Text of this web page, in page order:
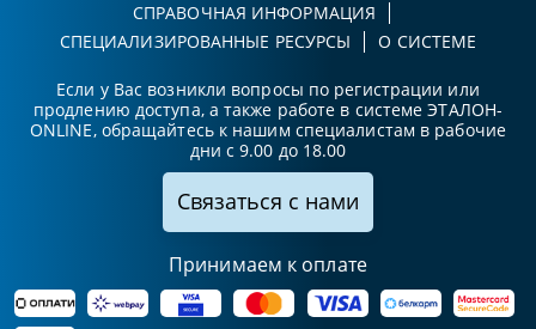
СПРАВОЧНАЯ ИНФОРМАЦИЯ
СПЕЦИАЛИЗИРОВАННЫЕ РЕСУРСЫ
О СИСТЕМЕ
Если у Вас возникли вопросы по регистрации или
продлению доступа, а также работе в системе ЭТАЛОН-
ONLINE, обращайтесь к нашим специалистам в рабочие
дни с 9.00 до 18.00
Связаться с нами
Принимаем к оплате